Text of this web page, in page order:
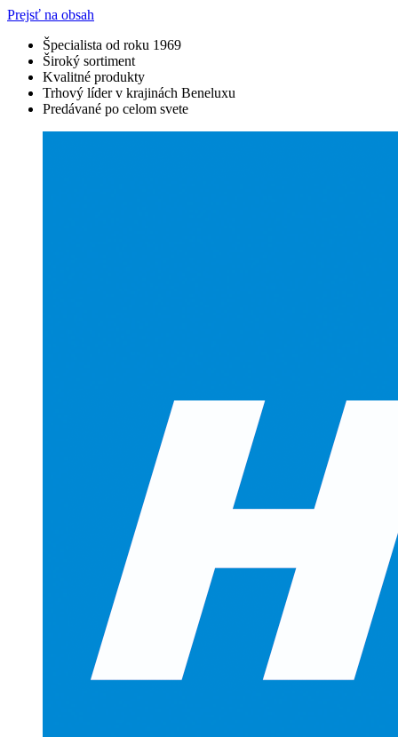
Prejsť na obsah
Špecialista od roku 1969
Široký sortiment
Kvalitné produkty
Trhový líder v krajinách Beneluxu
Predávané po celom svete